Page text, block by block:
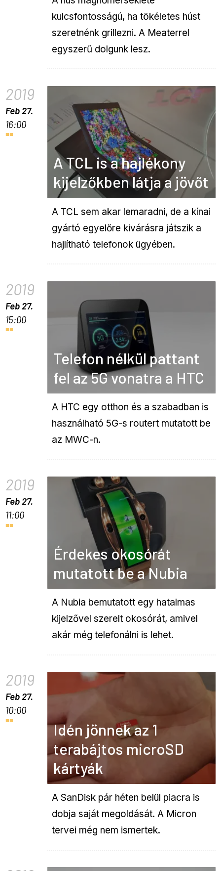
kulcsfontosságú, ha tökéletes húst
szeretnénk grillezni. A Meaterrel
egyszerű dolgunk lesz.
2019
Feb 27.
16:00
A TCL is a hajlékony
kijelzőkben látja a jövőt
A TCL sem akar lemaradni, de a kínai
gyártó egyelőre kivárásra játszik a
hajlítható telefonok ügyében.
2019
Feb 27.
15:00
Telefon nélkül pattant
fel az 5G vonatra a HTC
A HTC egy otthon és a szabadban is
használható 5G-s routert mutatott be
az MWC-n.
2019
Feb 27.
11:00
Érdekes okosórát
mutatott be a Nubia
A Nubia bemutatott egy hatalmas
kijelzővel szerelt okosórát, amivel
akár még telefonálni is lehet.
2019
Feb 27.
10:00
Idén jönnek az 1
terabájtos microSD
kártyák
A SanDisk pár héten belül piacra is
dobja saját megoldását. A Micron
tervei még nem ismertek.